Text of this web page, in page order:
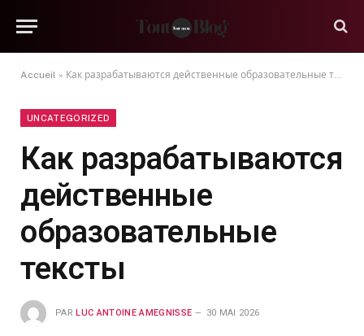
Accueil » Как разрабатываются действенные образовательные тексты
UNCATEGORIZED
Как разрабатываются
действенные
образовательные
тексты
PAR LUC ANTOINE AMEGNISSE 30 MAI 2026